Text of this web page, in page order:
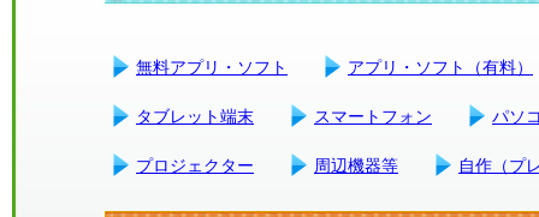
無料アプリ・ソフト アプリ・ソフト（有料）
タブレット端末 スマートフォン パソ
プロジェクター 周辺機器等 自作（プ